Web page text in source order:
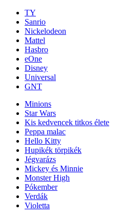
TY
Sanrio
Nickelodeon
Mattel
Hasbro
eOne
Disney
Universal
GNT
Minions
Star Wars
Kis kedvencek titkos élete
Peppa malac
Hello Kitty
Hupikék törpikék
Jégvarázs
Mickey és Minnie
Monster High
Pókember
Verdák
Violetta